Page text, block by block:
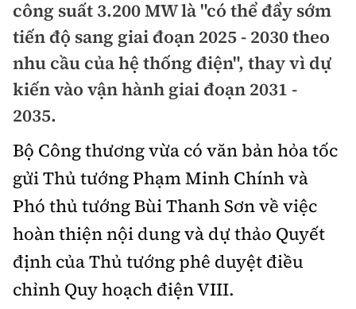
Chuyện dọc đường
Cải chính
Quy hoạch kiến trúc
Vật liệu xây dựng
Giám định chất lượng
Quản lý đô thị
Giao thông
Quản lý
Đường bộ
Hàng không
Đường sắt
Đăng kiểm
Đường sắt tốc độ cao
Đường thủy
Kinh tế
Thị trường
Chứng khoán
Bảo hiểm
Doanh nghiệp
Pháp luật
Thanh tra
An ninh hình sự
Pháp đình
Hỏi - Đáp
An toàn giao thông
Giao thông 24h
ATGT địa phương
Văn hóa giao thông
Chất lượng sống
Giáo dục
Y tế
Văn hóa - Giải Trí
Văn hóa
Thể thao
công suất 3.200 MW là "có thể đẩy sớm
tiến độ sang giai đoạn 2025 - 2030 theo
nhu cầu của hệ thống điện", thay vì dự
kiến vào vận hành giai đoạn 2031 -
2035.
Bộ Công thương vừa có văn bản hỏa tốc
gửi Thủ tướng Phạm Minh Chính và
Phó thủ tướng Bùi Thanh Sơn về việc
hoàn thiện nội dung và dự thảo Quyết
định của Thủ tướng phê duyệt điều
chỉnh Quy hoạch điện VIII.